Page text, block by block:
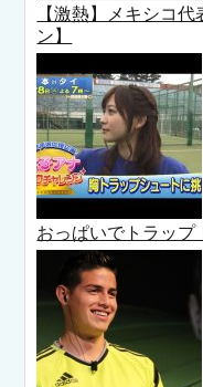
【激熱】メキシコ
ン】
おっぱいでトラップ